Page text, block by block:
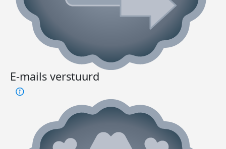
E-mails verstuurd